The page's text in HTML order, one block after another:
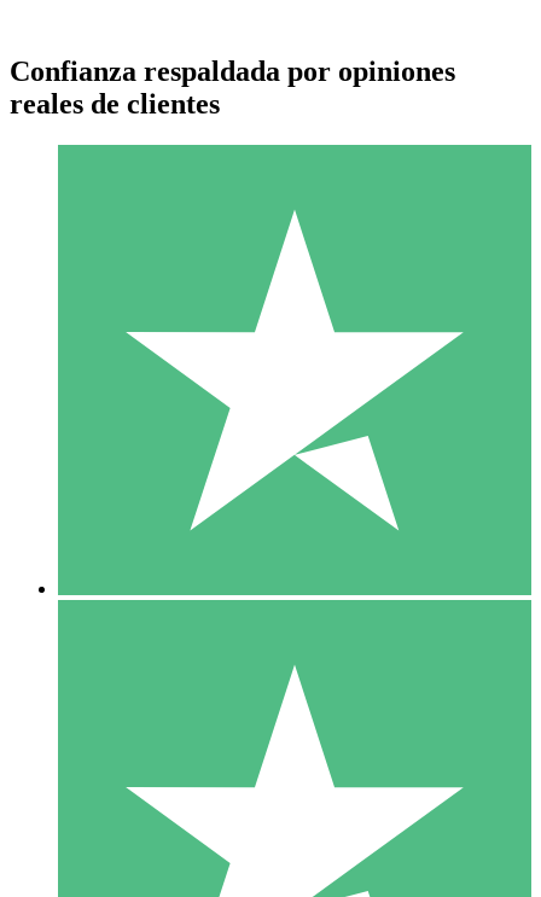
Paquetes de Créditos Individuales
Paga según el uso con créditos de descarga. Sin compromiso
10 00
10 Descargas
20 00
Confianza respaldada por opiniones
reales de clientes